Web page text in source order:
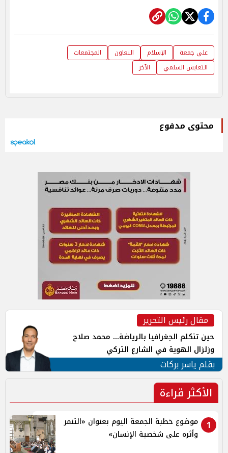
علي جمعة الإسلام التعاون
المجتمعات
التعايش السلمي
الآخر
محتوى مدفوع
مقال رئيس التحرير
حين تتكلم الجغرافيا بالرياضة... محمد صلاح
وزلزال الهوية في الشارع التركي
بقلم ياسر بركات
الأكثر قراءة
1
موضوع خطبة الجمعة اليوم بعنوان «التنمر
وأثره على شخصية الإنسان»